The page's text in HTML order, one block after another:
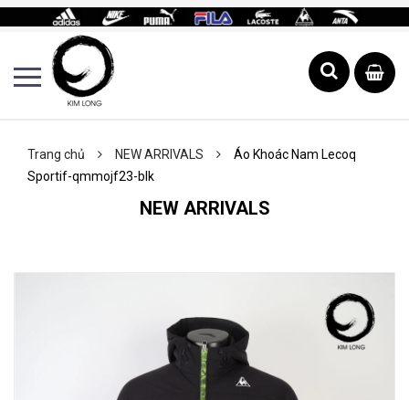
Trang chủ NEW ARRIVALS
Áo Khoác Nam Lecoq
Sportif-qmmojf23-blk
NEW ARRIVALS